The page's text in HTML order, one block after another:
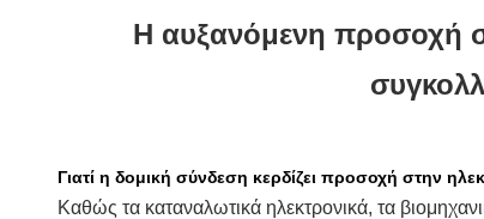
Η αυξανόμενη προσοχή
Γιατί η δομική σύνδεση κερδίζει προσοχή στην
Καθώς τα καταναλωτικά ηλεκτρονικά, τα